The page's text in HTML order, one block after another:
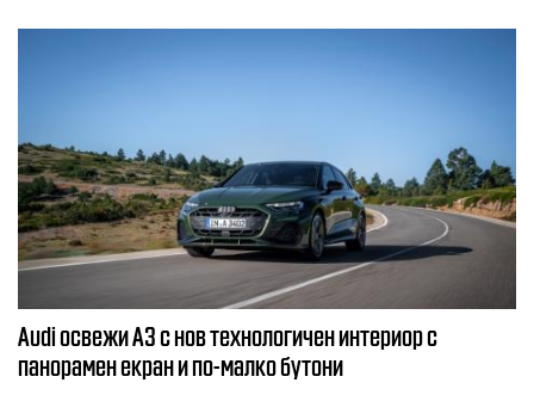
Audi освежи A3 с нов технологичен интериор с
панорамен екран и по-малко бутони